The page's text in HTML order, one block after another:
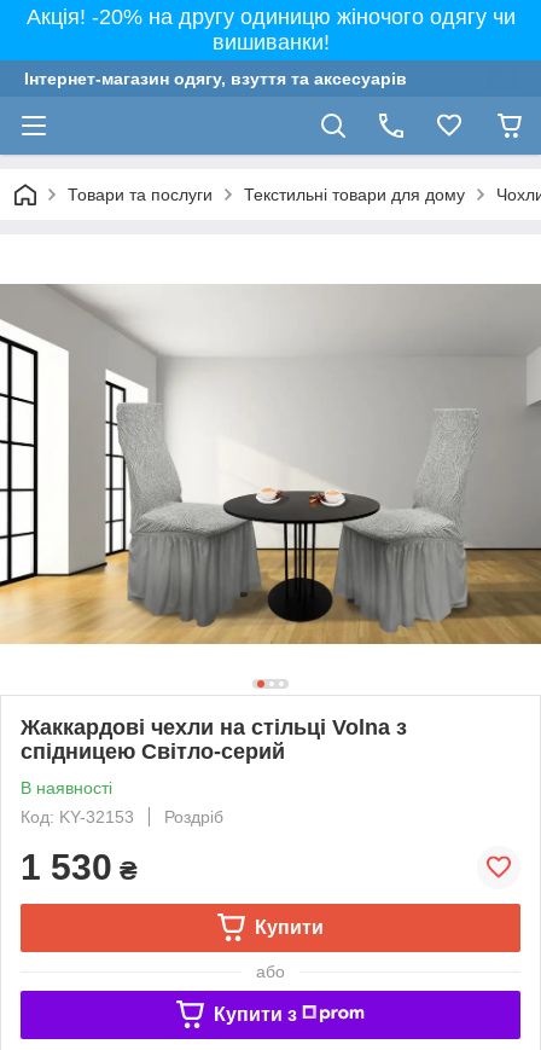
Акція! -20% на другу одиницю жіночого одягу чи
вишиванки!
Інтернет-магазин одягу, взуття та аксесуарів
Товари та послуги Текстильні товари для дому
Жаккардові чехли на стільці Volna з
спідницею Світло-серий
В наявності
Код: KY-32153
Роздріб
1 530 ₴
Купити
або
Купити з